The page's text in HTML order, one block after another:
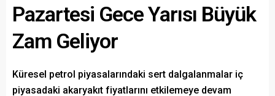
Pazartesi Gece Yarısı Büyük
Zam Geliyor
Küresel petrol piyasalarındaki sert dalgalanmalar iç
piyasadaki akaryakıt fiyatlarını etkilemeye devam